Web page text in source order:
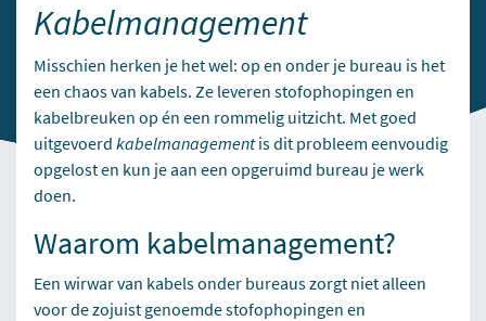
Kabelmanagement
Misschien herken je het wel: op en onder je bureau is het
een chaos van kabels. Ze leveren stofophopingen en
kabelbreuken op én een rommelig uitzicht. Met goed
uitgevoerd kabelmanagementis dit probleem eenvoudig
opgelost en kun je aan een opgeruimd bureau je werk
doen.
Waarom kabelmanagement?
Een wirwar van kabels onder bureaus zorgt niet alleen
voor de zojuist genoemde stofophopingen en